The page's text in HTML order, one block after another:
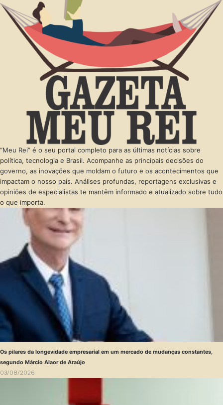
“Meu Rei” é o seu portal completo para as últimas notícias sobre
política, tecnologia e Brasil. Acompanhe as principais decisões do
governo, as inovações que moldam o futuro e os acontecimentos que
impactam o nosso país. Análises profundas, reportagens exclusivas e
opiniões de especialistas te mantêm informado e atualizado sobre tudo
o que importa.
Os pilares da longevidade empresarial em um mercado de mudanças constantes,
segundo Márcio Alaor de Araújo
03/08/2026